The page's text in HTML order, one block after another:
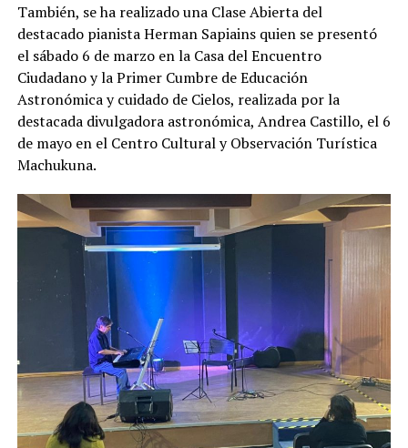
También, se ha realizado una Clase Abierta del
destacado pianista Herman Sapiains quien se presentó
el sábado 6 de marzo en la Casa del Encuentro
Ciudadano y la Primer Cumbre de Educación
Astronómica y cuidado de Cielos, realizada por la
destacada divulgadora astronómica, Andrea Castillo, el 6
de mayo en el Centro Cultural y Observación Turística
Machukuna.